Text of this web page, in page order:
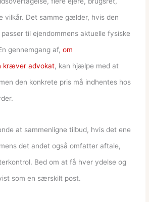
vilkår. Det samme gælder, hvis den
til ejendommens aktuelle fysiske
gennemgang af,om
kræver advokat, kan hjælpe med at
den konkrete pris må indhentes hos
at sammenligne tilbud, hvis det ene
det andet også omfatter aftale,
Bed om at få hver ydelse og
som en særskilt post.